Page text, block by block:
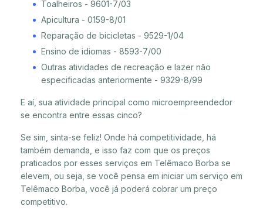
Toalheiros - 9601-7/03
Apicultura - 0159-8/01
Reparação de bicicletas - 9529-1/04
Ensino de idiomas - 8593-7/00
Outras atividades de recreação e lazer não
especificadas anteriormente - 9329-8/99
E aí, sua atividade principal como microempreendedor
se encontra entre essas cinco?
Se sim, sinta-se feliz! Onde há competitividade, há
também demanda, e isso faz com que os preços
praticados por esses serviços em Telêmaco Borba se
elevem, ou seja, se você pensa em iniciar um serviço em
Telêmaco Borba, você já poderá cobrar um preço
competitivo.